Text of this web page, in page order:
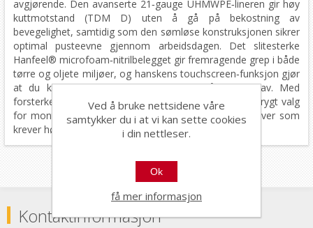
avgjørende. Den avanserte 21‑gauge UHMWPE‑lineren gir høy
kuttmotstand (TDM D) uten å gå på bekostning av
bevegelighet, samtidig som den sømløse konstruksjonen sikrer
optimal pusteevne gjennom arbeidsdagen. Det slitesterke
Hanfeel® microfoam‑nitrilbelegget gir fremragende grep i både
tørre og oljete miljøer, og hanskens touchscreen‑funksjon gjør
at du kan bruke digitale enheter uten å ta den av. Med
forsterket tommel for ekstra slitestyrke er C‑9130 et trygt valg
for montering, elektronikk, finarbeid og andre oppgaver som
krever høy nøyaktighet.
Kontaktinformasjon
Ved å bruke nettsidene våre
samtykker du i at vi kan sette cookies
i din nettleser.
Ok
få mer informasjon